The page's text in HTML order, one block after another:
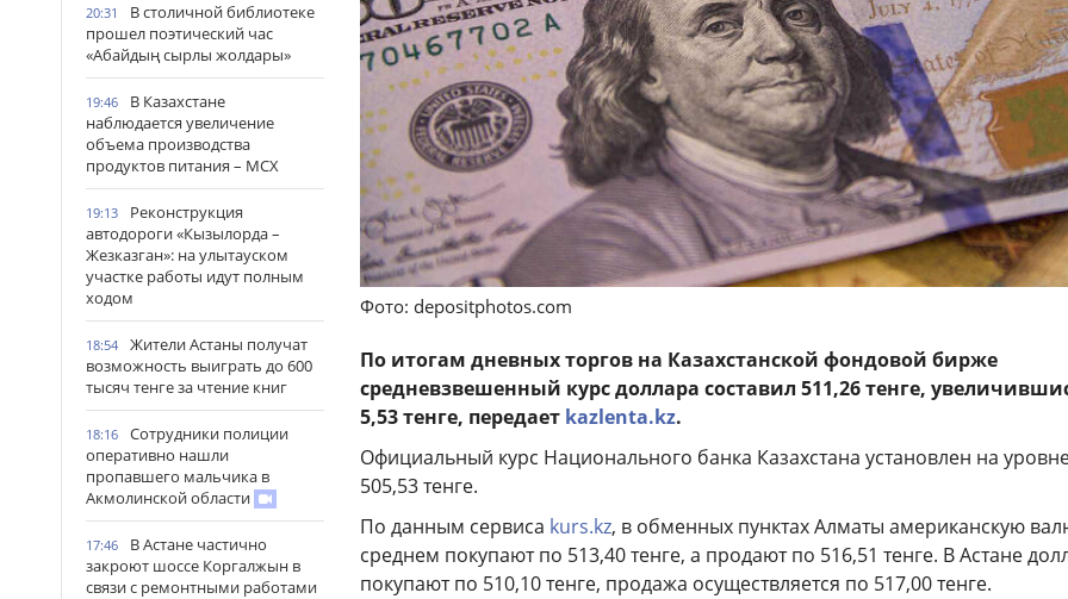
20:31
В столичной библиотеке
прошел поэтический час
«Абайдың сырлы жолдары»
19:46
В Казахстане
наблюдается увеличение
объема производства
продуктов питания – МСХ
19:13
Реконструкция
автодороги «Кызылорда –
Жезказган»: на улытауском
участке работы идут полным
ходом
18:54
Жители Астаны получат
возможность выиграть до 600
тысяч тенге за чтение книг
18:16
Сотрудники полиции
оперативно нашли
пропавшего мальчика в
Акмолинской области
17:46
В Астане частично
закроют шоссе Коргалжын в
связи с ремонтными работами
Фото: depositphotos.com
По итогам дневных торгов на Казахстанской фондовой бирже
средневзвешенный курс доллара составил 511,26 тенге,
5,53 тенге, передает kazlenta.kz.
Официальный курс Национального банка Казахстана установлен на
505,53 тенге.
По данным сервиса kurs.kz, в обменных пунктах Алматы американскую
среднем покупают по 513,40 тенге, а продают по 516,51 тенге. В Астане
покупают по 510,10 тенге, продажа осуществляется по 517,00 тенге.